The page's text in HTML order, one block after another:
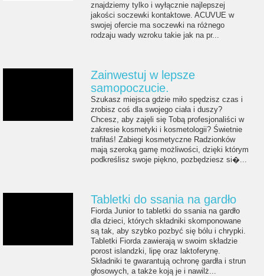
znajdziemy tylko i wyłącznie najlepszej
jakości soczewki kontaktowe. ACUVUE w
swojej ofercie ma soczewki na różnego
rodzaju wady wzroku takie jak na pr...
Zainwestuj w lepsze
samopoczucie.
Szukasz miejsca gdzie miło spędzisz czas i
zrobisz coś dla swojego ciała i duszy?
Chcesz, aby zajęli się Tobą profesjonaliści w
zakresie kosmetyki i kosmetologii? Świetnie
trafiłaś! Zabiegi kosmetyczne Radzionków
mają szeroką gamę możliwości, dzięki którym
podkreślisz swoje piękno, pozbędziesz si�...
Tabletki do ssania na gardło
Fiorda Junior to tabletki do ssania na gardło
dla dzieci, których składniki skomponowane
są tak, aby szybko pozbyć się bólu i chrypki.
Tabletki Fiorda zawierają w swoim składzie
porost islandzki, lipę oraz laktoferynę.
Składniki te gwarantują ochronę gardła i strun
głosowych, a także koją je i nawilż...